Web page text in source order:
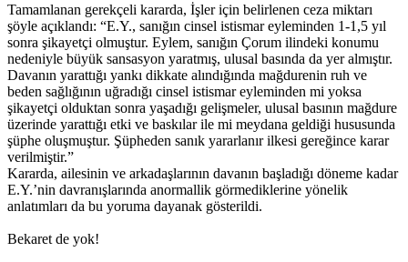
Tamamlanan gerekçeli kararda, İşler için belirlenen ceza miktarı
şöyle açıklandı: “E.Y., sanığın cinsel istismar eyleminden 1-1,5 yıl
sonra şikayetçi olmuştur. Eylem, sanığın Çorum ilindeki konumu
nedeniyle büyük sansasyon yaratmış, ulusal basında da yer almıştır.
Davanın yarattığı yankı dikkate alındığında mağdurenin ruh ve
beden sağlığının uğradığı cinsel istismar eyleminden mi yoksa
şikayetçi olduktan sonra yaşadığı gelişmeler, ulusal basının mağdure
üzerinde yarattığı etki ve baskılar ile mi meydana geldiği hususunda
şüphe oluşmuştur. Şüpheden sanık yararlanır ilkesi gereğince karar
verilmiştir.”
Kararda, ailesinin ve arkadaşlarının davanın başladığı döneme kadar
E.Y.’nin davranışlarında anormallik görmediklerine yönelik
anlatımları da bu yoruma dayanak gösterildi.
Bekaret de yok!